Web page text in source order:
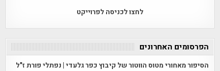
לחצו לכניסה לפרוייקט
הפרסומים האחרונים
הסיפור מאחורי מטוס הווטור של קיבוץ כפר גלעדי | נפתלי פורת ז"ל